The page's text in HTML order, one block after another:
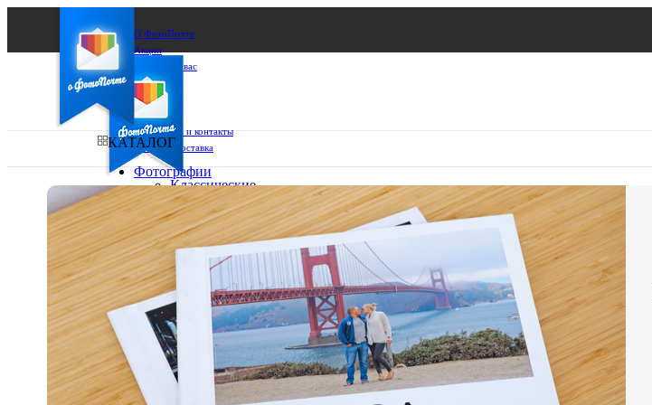
О ФотоПочте
Акции
Сделаем за вас
Бизнесу
FAQ
Франшиза
Поддержка и контакты
Оплата и доставка
Ваш город:
Ваш регион доставки
Выберите из списка:
КАТАЛОГ
Фотографии
Классические
фото
10х10
10х15
13х18
15х15
15х20
20х20
20х30
30х30
30х40
А4
Фото